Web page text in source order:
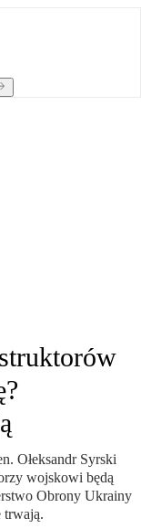
Ołeksandr Syrski
wojskowi będą
Obrony Ukrainy
trwają.